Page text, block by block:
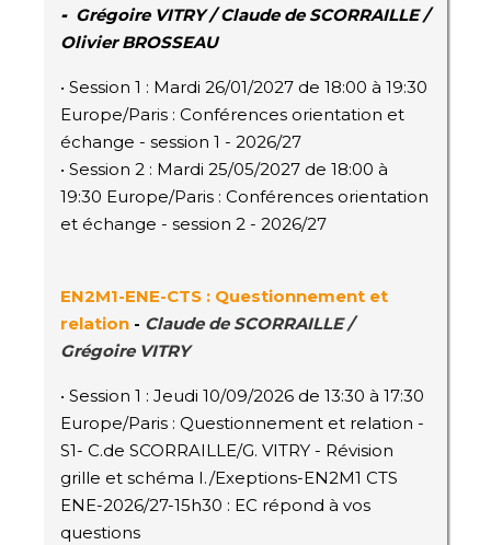
- Grégoire VITRY / Claude de SCORRAILLE /
Olivier BROSSEAU
• Session 1 : Mardi 26/01/2027 de 18:00 à 19:30
Europe/Paris : Conférences orientation et
échange - session 1 - 2026/27
• Session 2 : Mardi 25/05/2027 de 18:00 à
19:30 Europe/Paris : Conférences orientation
et échange - session 2 - 2026/27
EN2M1-ENE-CTS : Questionnement et
relation - Claude de SCORRAILLE /
Grégoire VITRY
• Session 1 : Jeudi 10/09/2026 de 13:30 à 17:30
Europe/Paris : Questionnement et relation -
S1- C.de SCORRAILLE/G. VITRY - Révision
grille et schéma I./Exeptions-EN2M1 CTS
ENE-2026/27-15h30 : EC répond à vos
questions